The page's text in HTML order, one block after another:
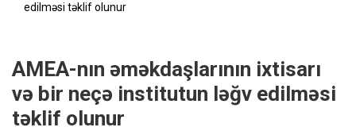
edilməsi təklif olunur
AMEA-nın əməkdaşlarının ixtisarı
və bir neçə institutun ləğv edilməsi
təklif olunur